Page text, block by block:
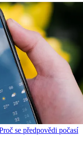
se předpovědi počasí